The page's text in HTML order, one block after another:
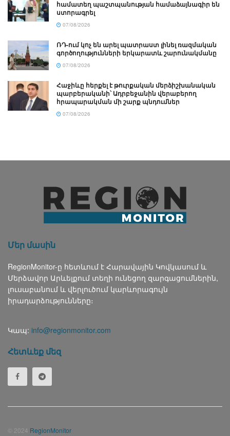
համատեղ պաշտպանության համաձայնագիր են
ստորագրել
07/08/2026
ՌԴ-ում կոչ են արել պատրաստ լինել ռազմական
գործողությունների երկարատև շարունակմանը
07/08/2026
Հաջիևը հերքել է թուրքական մերձիշխանական
պարբերականի՝ Ադրբեջանին վերաբերող
հրապարակման մի շարք պնդումներ
07/08/2026
Մեր մասին
RegionMonitor-ը հետևում է Հարավային Կովկասում և
Մերձավոր Արևելքում տեղի ունեցող զարգացումներին,
լուսաբանում և վերլուծում կարևորագույն
իրադարձությունները։
Կապ: info@regionmonitor.com
Հետևեք մեզ
© 2024 RegionMonitor